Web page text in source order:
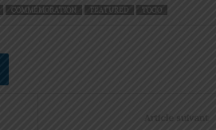
COMMÉMORATION FEATURED TOGO
Article suivant